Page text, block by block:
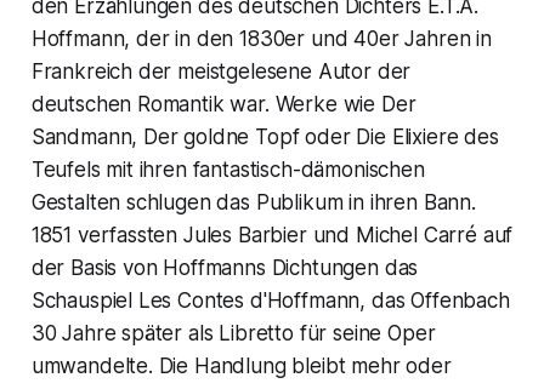
den Erzählungen des deutschen Dichters E.T.A.
Hoffmann, der in den 1830er und 40er Jahren in
Frankreich der meistgelesene Autor der
deutschen Romantik war. Werke wie Der
Sandmann, Der goldne Topf oder Die Elixiere des
Teufels mit ihren fantastisch-dämonischen
Gestalten schlugen das Publikum in ihren Bann.
1851 verfassten Jules Barbier und Michel Carré auf
der Basis von Hoffmanns Dichtungen das
Schauspiel Les Contes d'Hoffmann, das Offenbach
30 Jahre später als Libretto für seine Oper
umwandelte. Die Handlung bleibt mehr oder